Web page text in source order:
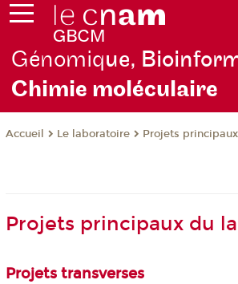
Génomique,
Chimie moléculaire
Accueil Le laboratoire Projets principaux
Projets principaux du
Projets transverses